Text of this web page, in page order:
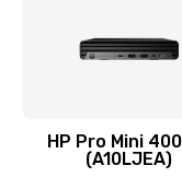
HP Pro Mini
(A10LJEA)